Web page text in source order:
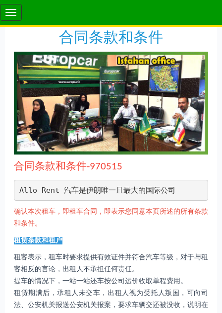
合同条款和条件
合同条款和条件-970515
Allo Rent 汽车是伊朗唯一且最大的国际公司
确认本次租车，即租车合同，即表示您同意本页所述的所有条款
和条件。
租赁条款和租户
租客表示，租车时要求提供有效证件并符合汽车等级，对于与租
客相反的言论，出租人不承担任何责任。
提车的情况下，一站一站还车按公司运价收取单程费用。
租赁期满后，承租人未交车，出租人视为受托人叛国，可向司
法、公安机关报送公安机关报案，要求车辆交还被没收，说明在